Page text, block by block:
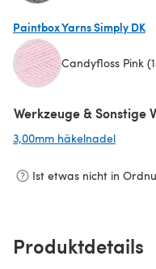
Paintbox Yarns Simply DK
Candyfloss Pink
Werkzeuge & Sonstige
3,00mm häkelnadel
Ist etwas nicht in
Produktdetails